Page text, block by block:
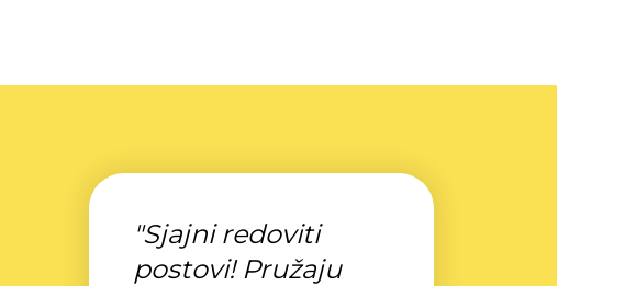
"Sjajni redoviti
postovi! Pružaju